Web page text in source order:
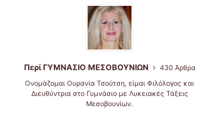
Περί ΓΥΜΝΑΣΙΟ ΜΕΣΟΒΟΥΝΙΩΝ
430 Άρθρα
Ονομάζομαι Ουρανία Τσούτση, είμαι Φιλόλογος και
Διευθύντρια στο Γυμνάσιο με Λυκειακές Τάξεις
Μεσοβουνίων.